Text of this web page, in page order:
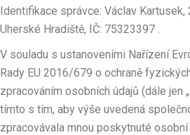
Identifikace správce: Václav Kartusek,
Uherské Hradiště, IČ: 75323397 .
V souladu s ustanoveními Nařízení
Rady EU 2016/679 o ochraně
zpracováním osobních údajů (dále jen
tímto s tím, aby výše uvedená
zpracovávala mnou poskytnuté